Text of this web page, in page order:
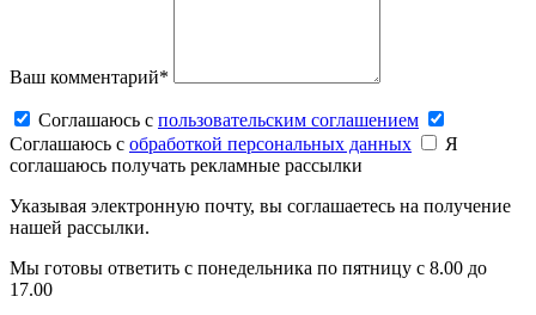
Ваш комментарий*
Соглашаюсь c пользовательским соглашением
Соглашаюсь c обработкой персональных данных
Я
соглашаюсь получать рекламные рассылки
Указывая электронную почту, вы соглашаетесь на получение
нашей рассылки.
Мы готовы ответить с понедельника по пятницу с 8.00 до
17.00